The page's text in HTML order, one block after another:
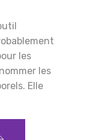
les
les
Elle